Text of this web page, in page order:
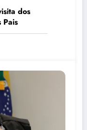
dos
Pais